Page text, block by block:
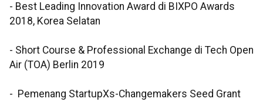
- Best Leading Innovation Award di BIXPO Awards
2018, Korea Selatan
- Short Course & Professional Exchange di Tech Open
Air (TOA) Berlin 2019
- Pemenang StartupXs-Changemakers Seed Grant